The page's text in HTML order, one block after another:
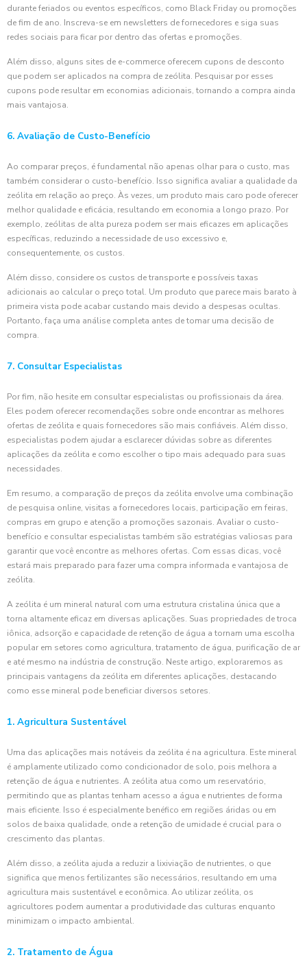
durante feriados ou eventos específicos, como Black Friday ou promoções
de fim de ano. Inscreva-se em newsletters de fornecedores e siga suas
redes sociais para ficar por dentro das ofertas e promoções.
Além disso, alguns sites de e-commerce oferecem cupons de desconto
que podem ser aplicados na compra de zeólita. Pesquisar por esses
cupons pode resultar em economias adicionais, tornando a compra ainda
mais vantajosa.
6. Avaliação de Custo-Benefício
Ao comparar preços, é fundamental não apenas olhar para o custo, mas
também considerar o custo-benefício. Isso significa avaliar a qualidade da
zeólita em relação ao preço. Às vezes, um produto mais caro pode oferecer
melhor qualidade e eficácia, resultando em economia a longo prazo. Por
exemplo, zeólitas de alta pureza podem ser mais eficazes em aplicações
específicas, reduzindo a necessidade de uso excessivo e,
consequentemente, os custos.
Além disso, considere os custos de transporte e possíveis taxas
adicionais ao calcular o preço total. Um produto que parece mais barato à
primeira vista pode acabar custando mais devido a despesas ocultas.
Portanto, faça uma análise completa antes de tomar uma decisão de
compra.
7. Consultar Especialistas
Por fim, não hesite em consultar especialistas ou profissionais da área.
Eles podem oferecer recomendações sobre onde encontrar as melhores
ofertas de zeólita e quais fornecedores são mais confiáveis. Além disso,
especialistas podem ajudar a esclarecer dúvidas sobre as diferentes
aplicações da zeólita e como escolher o tipo mais adequado para suas
necessidades.
Em resumo, a comparação de preços da zeólita envolve uma combinação
de pesquisa online, visitas a fornecedores locais, participação em feiras,
compras em grupo e atenção a promoções sazonais. Avaliar o custo-
benefício e consultar especialistas também são estratégias valiosas para
garantir que você encontre as melhores ofertas. Com essas dicas, você
estará mais preparado para fazer uma compra informada e vantajosa de
zeólita.
A zeólita é um mineral natural com uma estrutura cristalina única que a
torna altamente eficaz em diversas aplicações. Suas propriedades de troca
iônica, adsorção e capacidade de retenção de água a tornam uma escolha
popular em setores como agricultura, tratamento de água, purificação de ar
e até mesmo na indústria de construção. Neste artigo, exploraremos as
principais vantagens da zeólita em diferentes aplicações, destacando
como esse mineral pode beneficiar diversos setores.
1. Agricultura Sustentável
Uma das aplicações mais notáveis da zeólita é na agricultura. Este mineral
é amplamente utilizado como condicionador de solo, pois melhora a
retenção de água e nutrientes. A zeólita atua como um reservatório,
permitindo que as plantas tenham acesso a água e nutrientes de forma
mais eficiente. Isso é especialmente benéfico em regiões áridas ou em
solos de baixa qualidade, onde a retenção de umidade é crucial para o
crescimento das plantas.
Além disso, a zeólita ajuda a reduzir a lixiviação de nutrientes, o que
significa que menos fertilizantes são necessários, resultando em uma
agricultura mais sustentável e econômica. Ao utilizar zeólita, os
agricultores podem aumentar a produtividade das culturas enquanto
minimizam o impacto ambiental.
2. Tratamento de Água